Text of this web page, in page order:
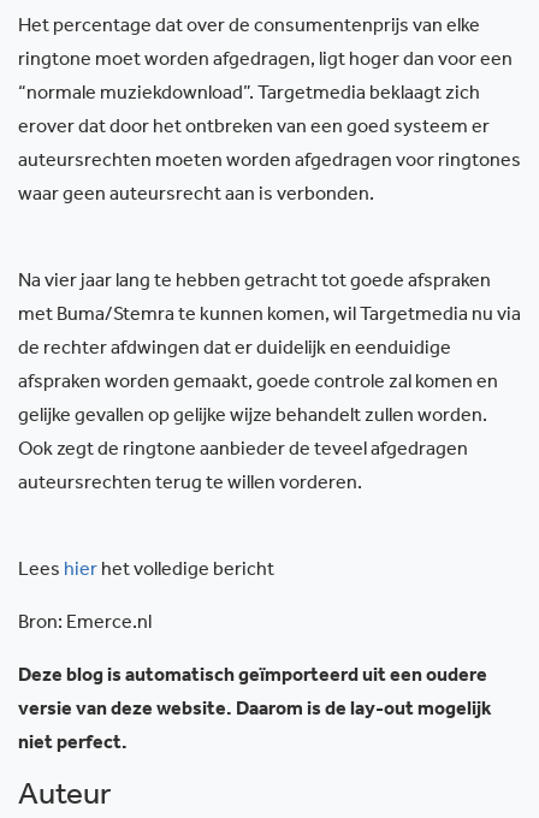
Het percentage dat over de consumentenprijs van elke
ringtone moet worden afgedragen, ligt hoger dan voor een
“normale muziekdownload”. Targetmedia beklaagt zich
erover dat door het ontbreken van een goed systeem er
auteursrechten moeten worden afgedragen voor ringtones
waar geen auteursrecht aan is verbonden.
Na vier jaar lang te hebben getracht tot goede afspraken
met Buma/Stemra te kunnen komen, wil Targetmedia nu via
de rechter afdwingen dat er duidelijk en eenduidige
afspraken worden gemaakt, goede controle zal komen en
gelijke gevallen op gelijke wijze behandelt zullen worden.
Ook zegt de ringtone aanbieder de teveel afgedragen
auteursrechten terug te willen vorderen.
Lees hier het volledige bericht
Bron: Emerce.nl
Deze blog is automatisch geïmporteerd uit een oudere
versie van deze website. Daarom is de lay-out mogelijk
niet perfect.
Auteur